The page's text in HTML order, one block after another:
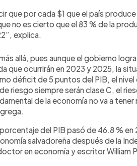
que por cada $1 que el país
no es cierto que el 83 % de la
explica.
allá, pues aunque el gobierno
que ocurrirán en 2023 y 2025, la
déficit de 5 puntos del PIB, el
riesgo siempre serán clase C, el
de la economía no va a tener
del PIB pasó de 46.8 % en
salvadoreña después de la
en economía y escritor William